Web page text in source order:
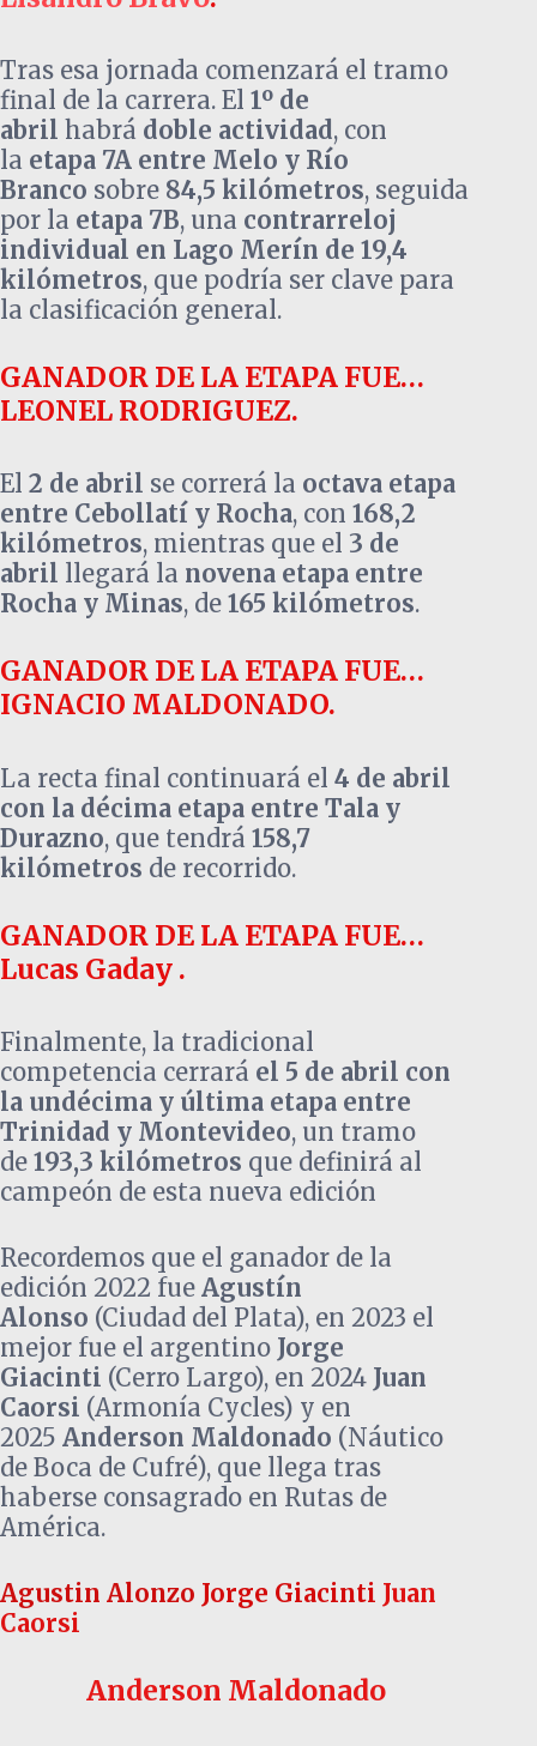
Tras esa jornada comenzará el tramo
final de la carrera. El 1º de
abril habrá doble actividad, con
la etapa 7A entre Melo y Río
Branco sobre 84,5 kilómetros, seguida
por la etapa 7B, una contrarreloj
individual en Lago Merín de 19,4
kilómetros, que podría ser clave para
la clasificación general.
GANADOR DE LA ETAPA FUE…
LEONEL RODRIGUEZ.
El 2 de abril se correrá la octava etapa
entre Cebollatí y Rocha, con 168,2
kilómetros, mientras que el 3 de
abril llegará la novena etapa entre
Rocha y Minas, de 165 kilómetros.
GANADOR DE LA ETAPA FUE…
IGNACIO MALDONADO.
La recta final continuará el 4 de abril
con la décima etapa entre Tala y
Durazno, que tendrá 158,7
kilómetros de recorrido.
GANADOR DE LA ETAPA FUE…
Lucas Gaday .
Finalmente, la tradicional
competencia cerrará el 5 de abril con
la undécima y última etapa entre
Trinidad y Montevideo, un tramo
de 193,3 kilómetros que definirá al
campeón de esta nueva edición
Recordemos que el ganador de la
edición 2022 fue Agustín
Alonso (Ciudad del Plata), en 2023 el
mejor fue el argentino Jorge
Giacinti (Cerro Largo), en 2024 Juan
Caorsi (Armonía Cycles) y en
2025 Anderson Maldonado (Náutico
de Boca de Cufré), que llega tras
haberse consagrado en Rutas de
América.
Agustin Alonzo Jorge Giacinti Juan
Caorsi
Anderson Maldonado